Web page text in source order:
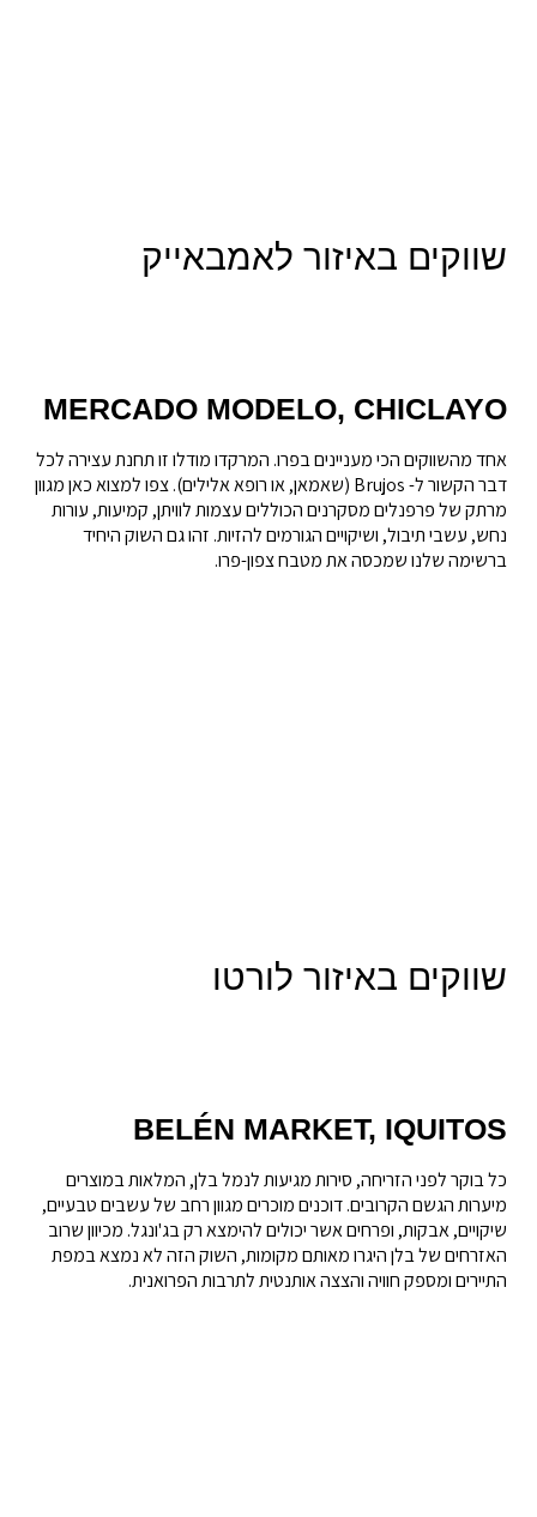
שווקים באיזור לאמבאייק
MERCADO MODELO, CHICLAYO
אחד מהשווקים הכי מעניינים בפרו. המרקדו מודלו זו תחנת עצירה לכל
דבר הקשור ל- Brujos (שאמאן, או רופא אלילים). צפו למצוא כאן מגוון
מרתק של פרפנלים מסקרנים הכוללים עצמות לוויתן, קמיעות, עורות
נחש, עשבי תיבול, ושיקויים הגורמים להזיות. זהו גם השוק היחיד
ברשימה שלנו שמכסה את מטבח צפון-פרו.
שווקים באיזור לורטו
BELÉN MARKET, IQUITOS
כל בוקר לפני הזריחה, סירות מגיעות לנמל בלן, המלאות במוצרים
מיערות הגשם הקרובים. דוכנים מוכרים מגוון רחב של עשבים טבעיים,
שיקויים, אבקות, ופרחים אשר יכולים להימצא רק בג'ונגל. מכיוון שרוב
האזרחים של בלן היגרו מאותם מקומות, השוק הזה לא נמצא במפת
התיירים ומספק חוויה והצצה אותנטית לתרבות הפרואנית.